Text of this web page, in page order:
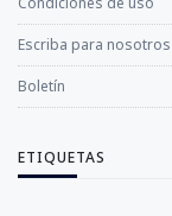
Escriba para nosotros
Boletín
ETIQUETAS